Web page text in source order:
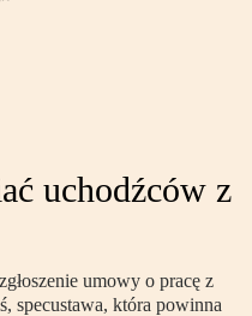
uchodźców z
umowy o pracę z
specustawa, która powinna